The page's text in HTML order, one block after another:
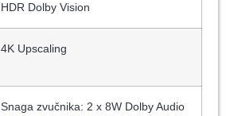
HDR Dolby Vision
4K Upscaling
Snaga zvučnika: 2 x 8W Dolby Audio